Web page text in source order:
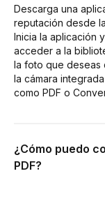
Descarga una
reputación desde
Inicia la aplicación
acceder a la
la foto que deseas
la cámara
como PDF o
¿Cómo puedo
PDF?